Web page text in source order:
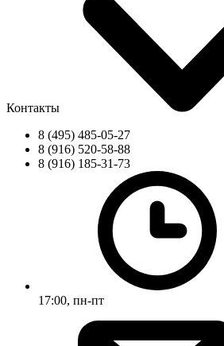
Контакты
8 (495) 485-05-27
8 (916) 520-58-88
8 (916) 185-31-73
17:00, пн-пт